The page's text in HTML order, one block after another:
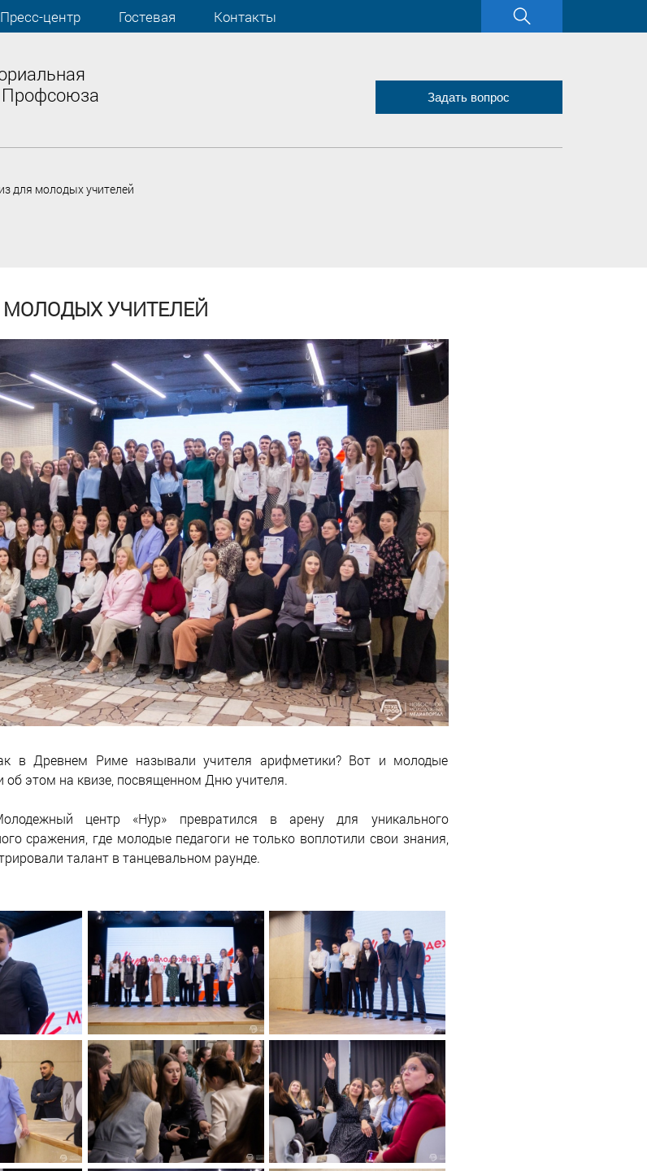
Пресс-центр Гостевая Контакты
Профсоюза
Задать вопрос
для молодых учителей
МОЛОДЫХ УЧИТЕЛЕЙ
в Древнем Риме называли учителя арифметики? Вот и молодые
об этом на квизе, посвященном Дню учителя.
центр «Нур» превратился в арену для уникального
сражения, где молодые педагоги не только воплотили свои знания,
талант в танцевальном раунде.